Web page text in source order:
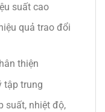
suất cao
quả trao đổi
thiện
tập trung
suất, nhiệt độ,